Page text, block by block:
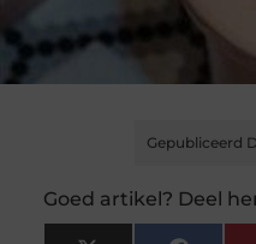
Gepubliceerd
Goed artikel? Deel